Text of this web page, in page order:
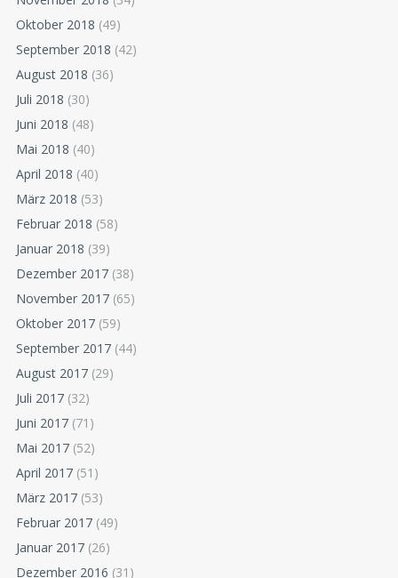
Oktober 2018 (49)
September 2018 (42)
August 2018 (36)
Juli 2018 (30)
Juni 2018 (48)
Mai 2018 (40)
April 2018 (40)
März 2018 (53)
Februar 2018 (58)
Januar 2018 (39)
Dezember 2017 (38)
November 2017 (65)
Oktober 2017 (59)
September 2017 (44)
August 2017 (29)
Juli 2017 (32)
Juni 2017 (71)
Mai 2017 (52)
April 2017 (51)
März 2017 (53)
Februar 2017 (49)
Januar 2017 (26)
Dezember 2016 (31)